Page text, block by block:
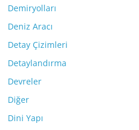
Demiryolları
Deniz Aracı
Detay Çizimleri
Detaylandırma
Devreler
Diğer
Dini Yapı